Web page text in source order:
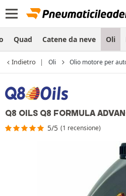
Quad Catene da neve Oli
Indietro Oli Olio motore per
Q8 OILS Q8 FORMULA
5/5 (1 recensione)